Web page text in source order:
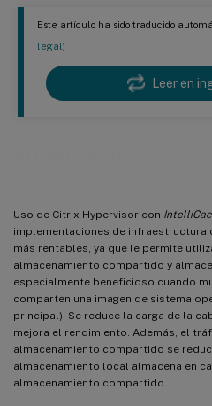
Este artículo ha sido traducido
legal)
Leer en
Uso de Citrix Hypervisor con
implementaciones de infraestructura
más rentables, ya que le permite
almacenamiento compartido y
especialmente beneficioso cuando
comparten una imagen de sistema
principal). Se reduce la carga de la
mejora el rendimiento. Además, el
almacenamiento compartido se
almacenamiento local almacena en
almacenamiento compartido.